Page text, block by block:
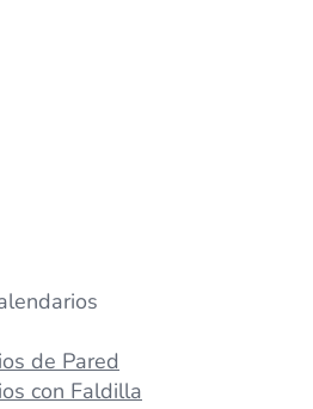
de Pared
con Faldilla